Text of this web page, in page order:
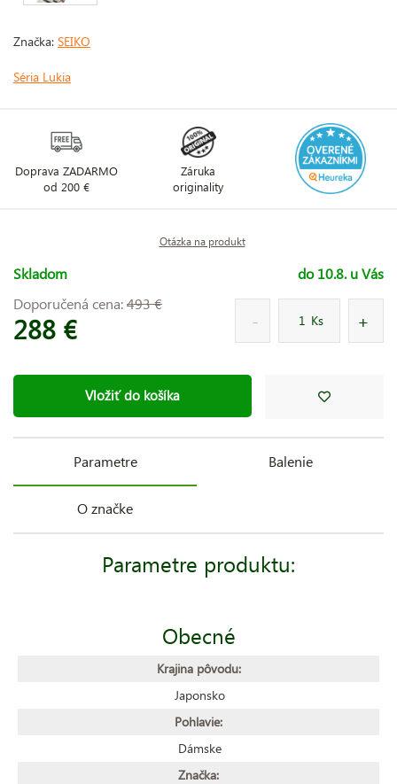
Značka: SEIKO
Séria Lukia
Doprava ZADARMO
od 200 €
Záruka
originality
Otázka na produkt
Skladom
do 10.8. u Vás
Doporučená cena:493 €
288 € Ks
Vložiť do košíka
Parametre Balenie
O značke
Parametre produktu:
Obecné
Krajina pôvodu:
Japonsko
Pohlavie:
Dámske
Značka: